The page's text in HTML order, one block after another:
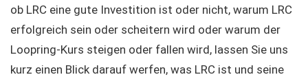
ob LRC eine gute Investition ist oder nicht, warum LRC
erfolgreich sein oder scheitern wird oder warum der
Loopring-Kurs steigen oder fallen wird, lassen Sie uns
kurz einen Blick darauf werfen, was LRC ist und seine